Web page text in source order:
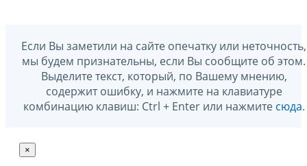
Если Вы заметили на сайте опечатку или неточность,
мы будем признательны, если Вы сообщите об этом.
Выделите текст, который, по Вашему мнению,
содержит ошибку, и нажмите на клавиатуре
комбинацию клавиш: Ctrl + Enter или нажмите сюда.
×